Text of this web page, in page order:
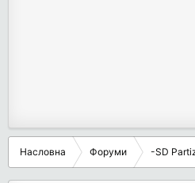
Насловна Форуми -SD